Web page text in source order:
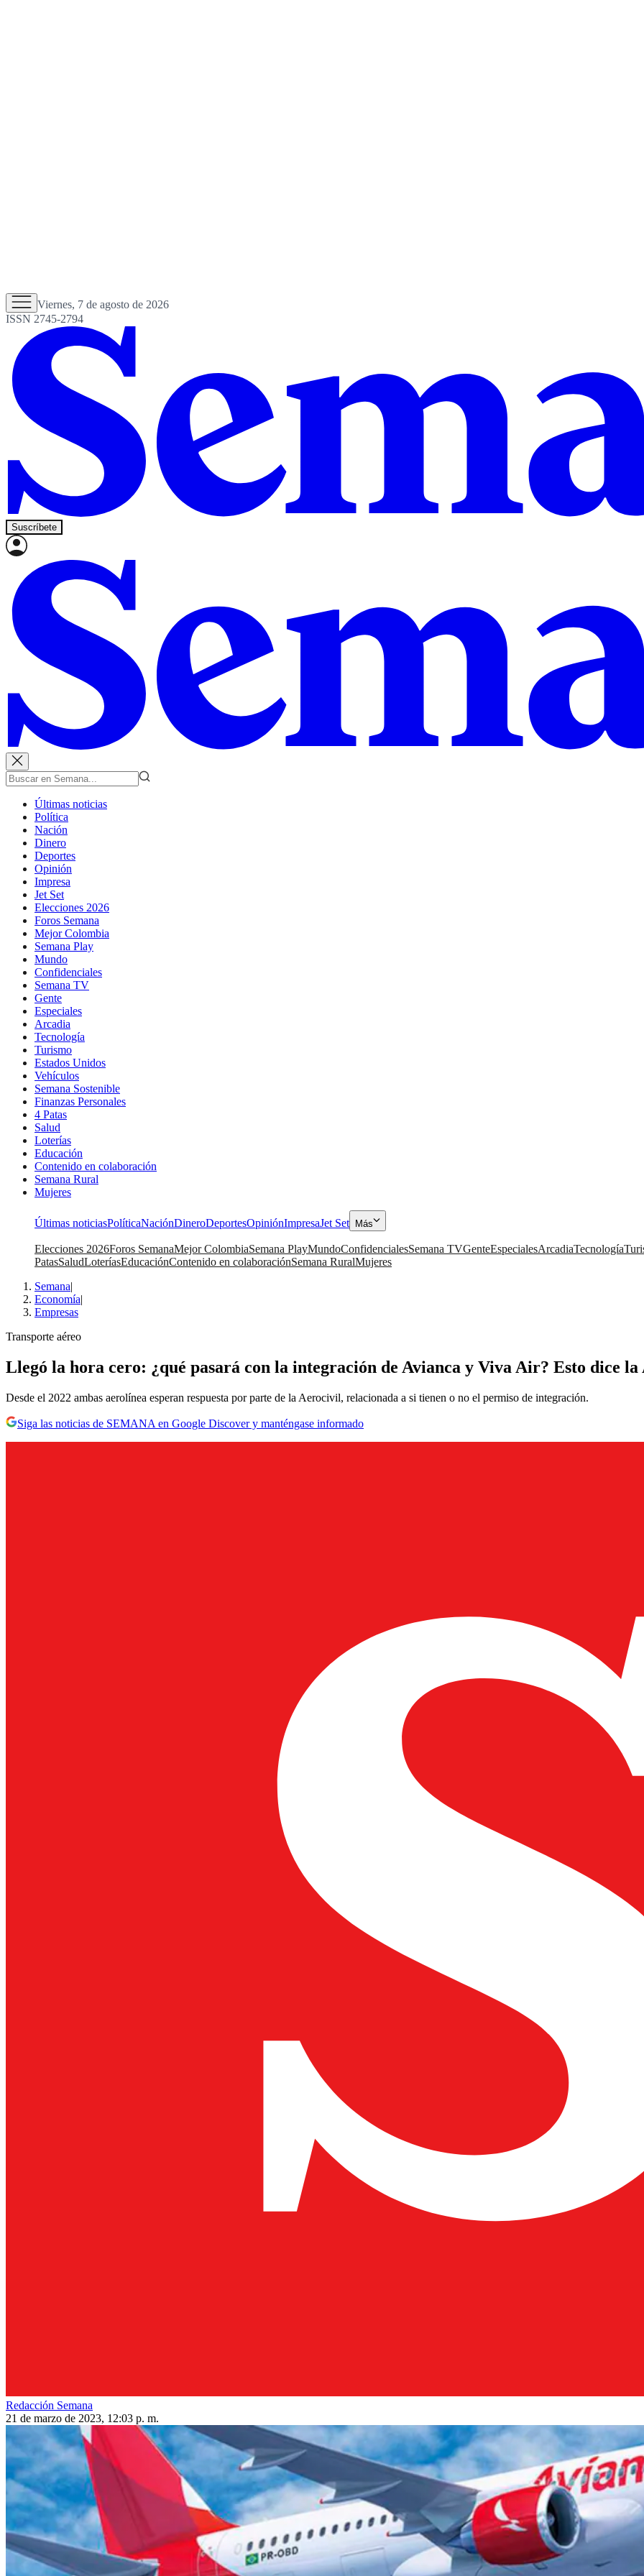
Viernes, 7 de agosto de 2026
ISSN 2745-2794
Suscríbete
Últimas noticias
Política
Nación
Dinero
Deportes
Opinión
Impresa
Jet Set
Elecciones 2026
Foros Semana
Mejor Colombia
Semana Play
Mundo
Confidenciales
Semana TV
Gente
Especiales
Arcadia
Tecnología
Turismo
Estados Unidos
Vehículos
Semana Sostenible
Finanzas Personales
4 Patas
Salud
Loterías
Educación
Contenido en colaboración
Semana Rural
Mujeres
Últimas noticiasPolíticaNaciónDineroDeportesOpiniónImpresaJet Set Más
Elecciones 2026Foros SemanaMejor ColombiaSemana PlayMundoConfidencialesSemana TVGenteEspecialesArcadiaTecnología
PatasSaludLoteríasEducaciónContenido en colaboraciónSemana RuralMujeres
Semana|
Economía|
Empresas
Transporte aéreo
Llegó la hora cero: ¿qué pasará con la integración de Avianca y Viva Air? Esto dice
Desde el 2022 ambas aerolínea esperan respuesta por parte de la Aerocivil, relacionada a si tienen o no el permiso de integración.
Siga las noticias de SEMANA en Google Discover y manténgase informado
Redacción Semana
21 de marzo de 2023, 12:03 p. m.